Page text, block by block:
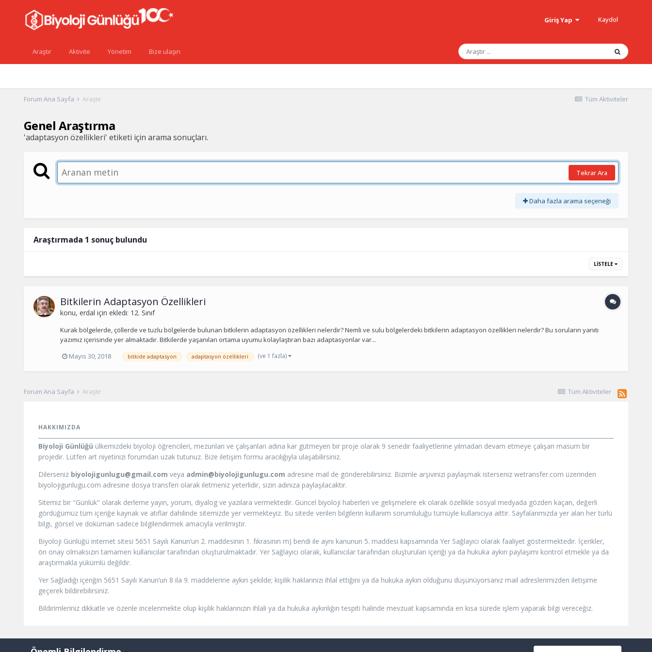
Giriş Yap Kaydol
Araştır Aktivite Yönetim Bize ulaşın
Tüm Aktiviteler
Forum Ana Sayfa Araştır
Genel Araştırma
'adaptasyon özellikleri' etiketi için arama sonuçları.
Tekrar Ara
Daha fazla arama seçeneği
Araştırmada 1 sonuç bulundu
LISTELE
Bitkilerin Adaptasyon Özellikleri
konu, erdal için ekledi: 12. Sınıf
Kurak bölgelerde, çöllerde ve tuzlu bölgelerde bulunan bitkilerin adaptasyon özellikleri nelerdir? Nemli ve sulu bölgelerdeki bitkilerin adaptasyon özellikleri nelerdir? Bu soruların yanıtı
yazımız içerisinde yer almaktadır. Bitkilerde yaşanılan ortama uyumu kolaylaştıran bazı adaptasyonlar var...
Mayıs 30, 2018
bitkide adaptasyon adaptasyon özellikleri (ve 1 fazla)
Tüm Aktiviteler
Forum Ana Sayfa Araştır
HAKKIMIZDA
Biyoloji Günlüğü ülkemizdeki biyoloji öğrencileri, mezunları ve çalışanları adına kar gütmeyen bir proje olarak 9 senedir faaliyetlerine yılmadan devam etmeye çalışan masum bir
projedir. Lütfen art niyetinizi forumdan uzak tutunuz. Bize iletişim formu aracılığıyla ulaşabilirsiniz.
Dilerseniz biyolojigunlugu@gmail.com veya admin@biyolojigunlugu.com adresine mail de gönderebilirsiniz. Bizimle arşivinizi paylaşmak isterseniz wetransfer.com üzerinden
biyolojigunlugu.com adresine dosya transferi olarak iletmeniz yeterlidir, sizin adınıza paylaşılacaktır.
Sitemiz bir "Günlük" olarak derleme yayın, yorum, diyalog ve yazılara vermektedir. Güncel biyoloji haberleri ve gelişmelere ek olarak özellikle sosyal medyada gözden kaçan, değerli
gördüğümüz tüm içeriğe kaynak ve atıflar dahilinde sitemizde yer vermekteyiz. Bu sitede verilen bilgilerin kullanım sorumluluğu tümüyle kullanıcıya aittir. Sayfalarımızda yer alan her türlü
bilgi, görsel ve doküman sadece bilgilendirmek amacıyla verilmiştir.
Biyoloji Günlüğü internet sitesi 5651 Sayılı Kanun’un 2. maddesinin 1. fıkrasının m) bendi ile aynı kanunun 5. maddesi kapsamında Yer Sağlayıcı olarak faaliyet göstermektedir. İçerikler,
ön onay olmaksızın tamamen kullanıcılar tarafından oluşturulmaktadır. Yer Sağlayıcı olarak, kullanıcılar tarafından oluşturulan içeriği ya da hukuka aykırı paylaşımı kontrol etmekle ya da
araştırmakla yükümlü değildir.
Yer Sağladığı içeriğin 5651 Sayılı Kanun’un 8 ila 9. maddelerine aykırı şekilde; kişilik haklarınızı ihlal ettiğini ya da hukuka aykırı olduğunu düşünüyorsanız mail adreslerimizden iletişime
geçerek bildirebilirsiniz.
Bildirimleriniz dikkatle ve özenle incelenmekte olup kişilik haklarınızın ihlali ya da hukuka aykırılığın tespiti halinde mevzuat kapsamında en kısa sürede işlem yaparak bilgi vereceğiz.